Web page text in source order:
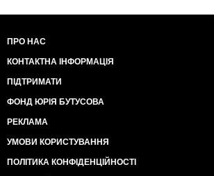
ПРО НАС
КОНТАКТНА ІНФОРМАЦІЯ
ПІДТРИМАТИ
ФОНД ЮРІЯ БУТУСОВА
РЕКЛАМА
УМОВИ КОРИСТУВАННЯ
ПОЛІТИКА КОНФІДЕНЦІЙНОСТІ